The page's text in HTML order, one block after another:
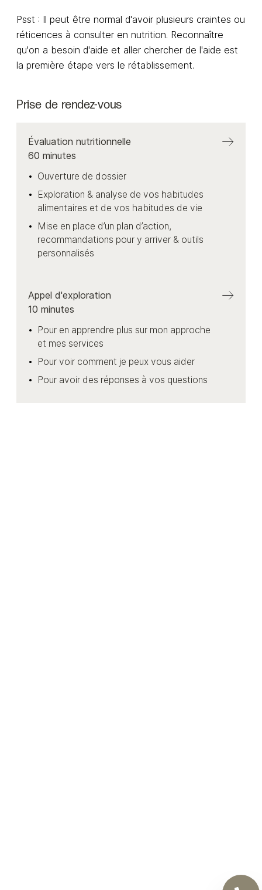
Psst : Il peut être normal d'avoir plusieurs craintes ou
réticences à consulter en nutrition. Reconnaître
qu'on a besoin d'aide et aller chercher de l'aide est
la première étape vers le rétablissement.
Prise de rendez-vous
Évaluation nutritionnelle
60 minutes
Ouverture de dossier
Exploration & analyse de vos habitudes
alimentaires et de vos habitudes de vie
Mise en place d’un plan d’action,
recommandations pour y arriver & outils
personnalisés
Appel d'exploration
10 minutes
Pour en apprendre plus sur mon approche
et mes services
Pour voir comment je peux vous aider
Pour avoir des réponses à vos questions